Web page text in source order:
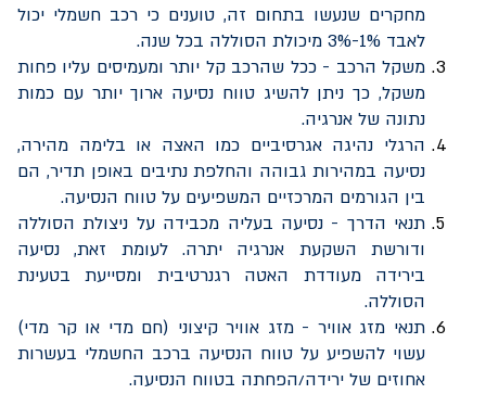
מחקרים שנעשו בתחום זה, טוענים כי רכב חשמלי יכול
לאבד 1%-3% מיכולת הסוללה בכל שנה.
משקל הרכב - ככל שהרכב קל יותר ומעמיסים עליו פחות
משקל, כך ניתן להשיג טווח נסיעה ארוך יותר עם כמות
נתונה של אנרגיה.
הרגלי נהיגה אגרסיביים כמו האצה או בלימה מהירה,
נסיעה במהירות גבוהה והחלפת נתיבים באופן תדיר, הם
בין הגורמים המרכזיים המשפיעים על טווח הנסיעה.
תנאי הדרך - נסיעה בעליה מכבידה על ניצולת הסוללה
ודורשת השקעת אנרגיה יתרה. לעומת זאת, נסיעה
בירידה מעודדת האטה רגנרטיבית ומסייעת בטעינת
הסוללה.
תנאי מזג אוויר - מזג אוויר קיצוני (חם מדי או קר מדי)
עשוי להשפיע על טווח הנסיעה ברכב החשמלי בעשרות
אחוזים של ירידה/הפחתה בטווח הנסיעה.